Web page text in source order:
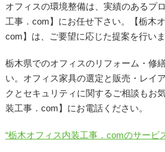
オフィスの環境整備は、実績のあるプ
工事．com】にお任せ下さい。【栃木
com】は、ご要望に応じた提案を行いま
栃木県でのオフィスのリフォーム・修
い。オフィス家具の選定と販売・レイ
クとセキュリティに関するご相談もお
装工事．com】にお電話ください。
“栃木オフィス内装工事．comのサービ